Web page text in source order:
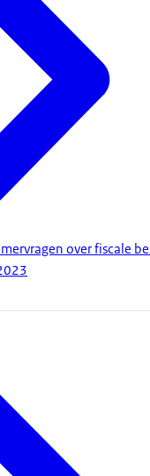
over fiscale